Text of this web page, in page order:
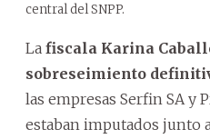
central del SNPP.
La fiscala Karina
sobreseimiento
las empresas Serfin SA y
estaban imputados junto